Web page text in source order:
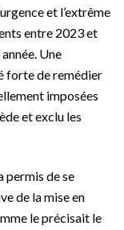
et l’extrême
entre 2023 et
Une
forte de remédier
imposées
et exclu les
permis de se
de la mise en
le précisait le